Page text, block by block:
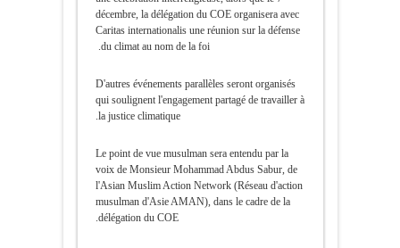
décembre, la délégation du COE organisera avec
Caritas internationalis une réunion sur la défense
du climat au nom de la foi.
D'autres événements parallèles seront organisés
qui soulignent l'engagement partagé de travailler à
la justice climatique.
Le point de vue musulman sera entendu par la
voix de Monsieur Mohammad Abdus Sabur, de
l'Asian Muslim Action Network (Réseau d'action
musulman d'Asie AMAN), dans le cadre de la
délégation du COE.